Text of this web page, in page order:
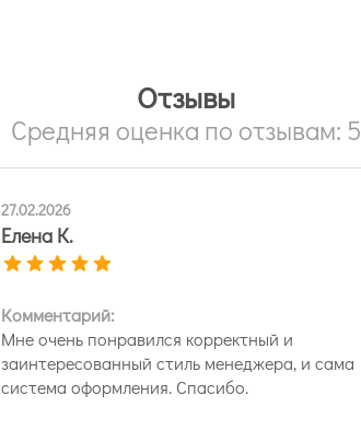
Отзывы
Средняя оценка по отзывам: 5
27.02.2026
Елена К.
Комментарий:
Мне очень понравился корректный и
заинтересованный стиль менеджера, и сама
система оформления. Спасибо.